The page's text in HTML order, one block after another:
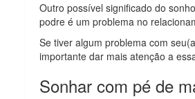
Outro possível significado do
podre é um problema no
Se tiver algum problema com
importante dar mais atenção a
Sonhar com pé de